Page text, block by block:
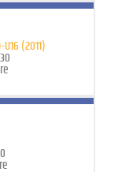
U16 (2011)